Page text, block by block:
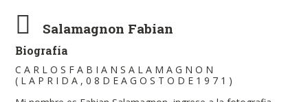
Salamagnon Fabian
Biografía
C A R L O S F A B I A N S A L A M A G N O N
( L A P R I D A , 0 8 D E A G O S T O D E 1 9 7 1 )